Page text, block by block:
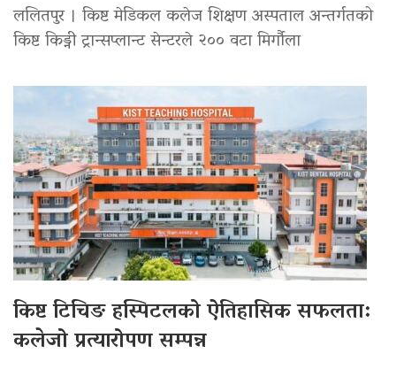
ललितपुर । किष्ट मेडिकल कलेज शिक्षण अस्पताल अन्तर्गतको
किष्ट किड्नी ट्रान्सप्लान्ट सेन्टरले २०० वटा मिर्गौला
किष्ट टिचिङ हस्पिटलको ऐतिहासिक सफलता:
कलेजो प्रत्यारोपण सम्पन्न